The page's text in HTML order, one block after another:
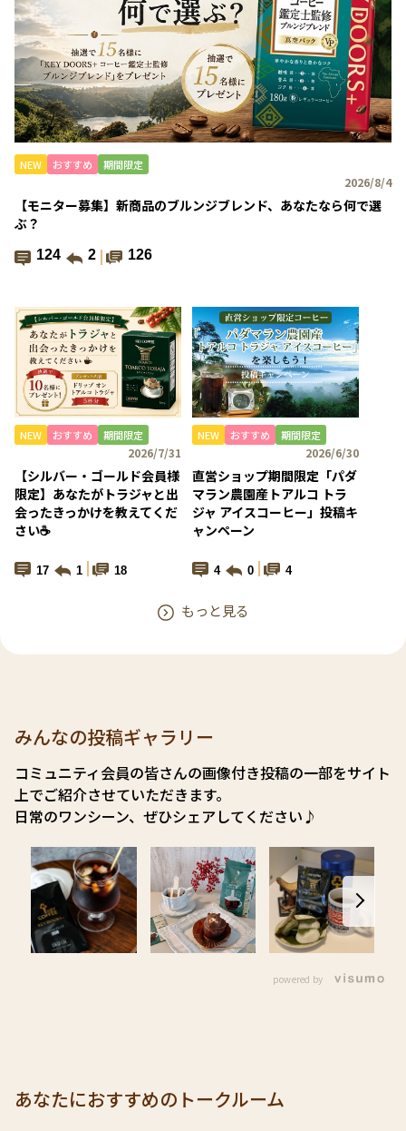
NEW おすすめ 期間限定
2026/8/4
【モニター募集】新商品のブルンジブレンド、あなたなら何で選
ぶ？
124 2 126
NEW おすすめ 期間限定
2026/7/31
【シルバー・ゴールド会員様
限定】あなたがトラジャと出
会ったきっかけを教えてくだ
さい☕
17 1 18
NEW おすすめ 期間限定
2026/6/30
直営ショップ期間限定「パダ
マラン農園産トアルコ トラ
ジャ アイスコーヒー」投稿キ
ャンペーン
4 0 4
もっと見る
みんなの投稿ギャラリー
コミュニティ会員の皆さんの画像付き投稿の一部をサイト
上でご紹介させていただきます。
日常のワンシーン、ぜひシェアしてください♪
powered by
あなたにおすすめのトークルーム